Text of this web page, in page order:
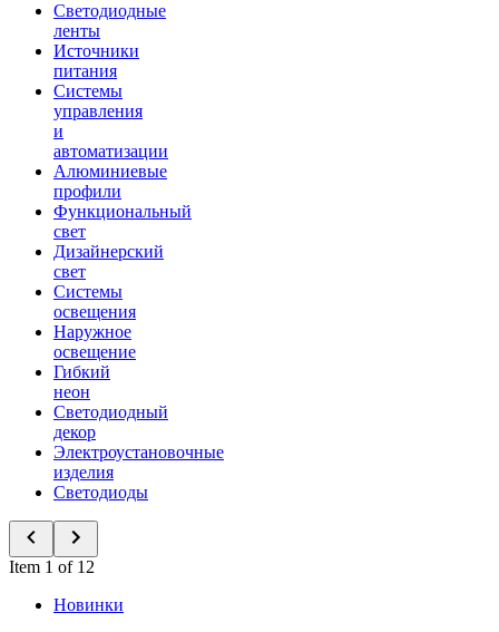
Светодиодные
ленты
Источники
питания
Системы
управления
и
автоматизации
Алюминиевые
профили
Функциональный
свет
Дизайнерский
свет
Системы
освещения
Наружное
освещение
Гибкий
неон
Светодиодный
декор
Электроустановочные
изделия
Светодиоды
Item 1 of 12
Новинки